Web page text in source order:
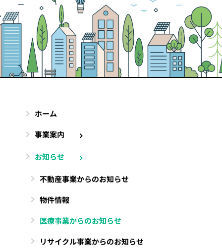
ホーム
事業案内
お知らせ
不動産事業からのお知らせ
物件情報
医療事業からのお知らせ
リサイクル事業からのお知らせ